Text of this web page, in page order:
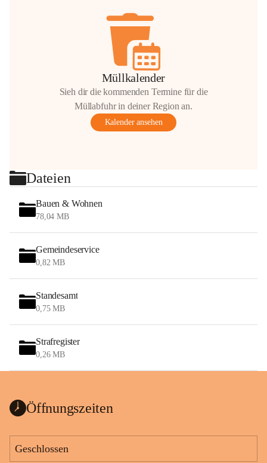
Müllkalender
Sieh dir die kommenden Termine für die
Müllabfuhr in deiner Region an.
Kalender ansehen
Dateien
Bauen & Wohnen
78,04 MB
Gemeindeservice
0,82 MB
Standesamt
0,75 MB
Strafregister
0,26 MB
Öffnungszeiten
Geschlossen